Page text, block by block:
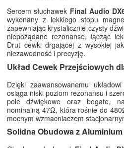
Sercem słuchawek Final Audio
wykonany z lekkiego stopu
zapewniając krystalicznie czysty
niepożądane rezonanse, łącząc
Drut cewki drgającej z wysokiej
niezawodność i precyzję.
Układ Cewek Przejściowych
Dzięki zaawansowanemu
osiąga niski poziom rezonansu i
pole dźwiękowe oraz bogate,
nominalną 47Ω, która rośnie do
mocnym wzmacniaczem
Solidna Obudowa z Aluminium